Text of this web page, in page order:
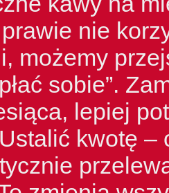
nie
możemy
sobie”.
lepiej
kwotę